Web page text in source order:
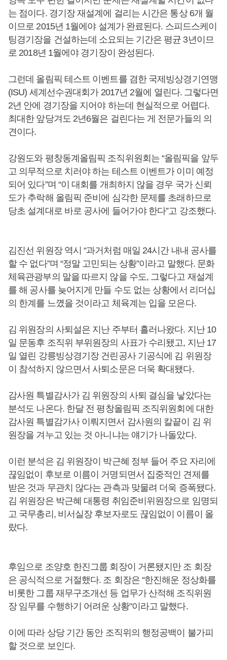
는 점이다. 경기장 재설계에 걸리는 시간은 통상 6개 월
이므로 2015년 1월에야 설계가 완료된다. 스피드스케이
팅경기장을 건설하는데 소요되는 기간은 평균 3년이므
로 2018년 1월에야 경기장이 완성된다.
그런데 올림픽 테스트 이벤트를 겸한 국제빙상경기연맹
(ISU) 세계선수권대회가 2017년 2월에 열린다. 그렇다면
2년 안에 경기장을 지어야 하는데 현실적으로 어렵다.
최대한 앞당겨도 2년6월은 걸린다는 게 전문가들의 의
견이다.
강원도와 평창동계올림픽 조직위원회는 “올림픽을 앞두
고 의무적으로 치러야 하는 테스트 이벤트가 이미 예정
되어 있다”며 “이 대회를 개최하지 않을 경우 국가 신뢰
도가 추락해 올림픽 준비에 심각한 문제를 초래하므로
당초 설계대로 바로 공사에 들어가야 한다”고 강조했다.
김진선 위원장 역시 “과거처럼 매일 24시간 내내 공사를
할 수 없다”며 “정말 고민되는 상황”이라고 말했다. 문화
체육관광부의 말을 따르지 않을 수도, 그렇다고 재설계
를 해 공사를 늦어지게 만들 수도 없는 상황에서 리더십
의 한계를 느꼈을 것이라고 체육계는 입을 모은다.
김 위원장의 사퇴설은 지난 주부터 흘러나왔다. 지난 10
일 문동후 조직위 부위원장의 사표가 수리됐고, 지난 17
일 열린 강릉빙상경기장 건린공사 기공식에 김 위원장
이 참석하지 않으면서 사퇴소문은 더욱 확대됐다.
감사원 특별감사가 김 위원장의 사퇴 결심을 낳았다는
분석도 나온다. 한달 전 평창올림픽 조직위원회에 대한
감사원 특별감가사 이뤄지면서 감사원의 칼끝이 김 위
원장을 겨누고 있는 것 아니냐는 얘기가 나돌았다.
이런 분석은 김 위원장이 박근혜 정부 들어 주요 자리에
끊임없이 후보로 이름이 거명되면서 집중적인 견제를
받은 것과 무관치 않다는 관측과 맞물려 더욱 증폭됐다.
김 위원장은 박근혜 대통령 취임준비위원장으로 임명되
고 국무총리, 비서실장 후보자로도 끊임없이 이름이 올
랐다.
후임으로 조양호 한진그룹 회장이 거론됐지만 조 회장
은 공식적으로 거절했다. 조 회장은 “한진해운 정상화를
비롯한 그룹 재무구조개선 등 업무가 산적해 조직위원
장 임무를 수행하기 어려운 상황"이라고 말했다.
이에 따라 상당 기간 동안 조직위의 행정공백이 불가피
할 것으로 보인다.